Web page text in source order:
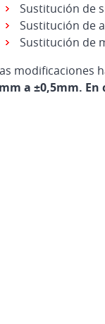
Sustitución de
Sustitución de
Sustitución de
modificaciones
a ±0,5mm.